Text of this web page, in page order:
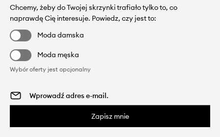
Chcemy, żeby do Twojej skrzynki trafiało tylko to, co
naprawdę Cię interesuje. Powiedz, czy jest to:
Moda damska
Moda męska
Wybór oferty jest opcjonalny
Zapisz mnie